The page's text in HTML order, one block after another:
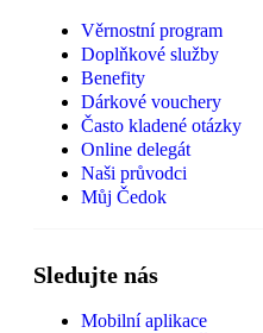
Věrnostní program
Doplňkové služby
Benefity
Dárkové vouchery
Často kladené otázky
Online delegát
Naši průvodci
Můj Čedok
Sledujte nás
Mobilní aplikace